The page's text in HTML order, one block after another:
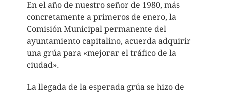
En el año de nuestro señor de 1980, más
concretamente a primeros de enero, la
Comisión Municipal permanente del
ayuntamiento capitalino, acuerda adquirir
una grúa para «mejorar el tráfico de la
ciudad».
La llegada de la esperada grúa se hizo de